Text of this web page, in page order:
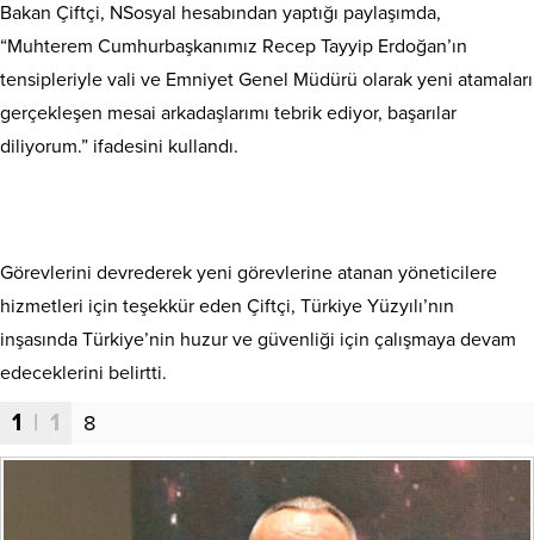
Bakan Çiftçi, NSosyal hesabından yaptığı paylaşımda,
“Muhterem Cumhurbaşkanımız Recep Tayyip Erdoğan’ın
tensipleriyle vali ve Emniyet Genel Müdürü olarak yeni atamaları
gerçekleşen mesai arkadaşlarımı tebrik ediyor, başarılar
diliyorum.” ifadesini kullandı.
Görevlerini devrederek yeni görevlerine atanan yöneticilere
hizmetleri için teşekkür eden Çiftçi, Türkiye Yüzyılı’nın
inşasında Türkiye’nin huzur ve güvenliği için çalışmaya devam
edeceklerini belirtti.
1 | 1 8